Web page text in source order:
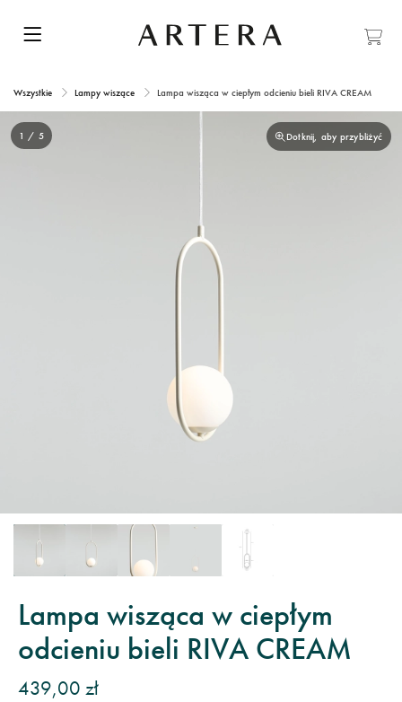
Wszystkie Lampy wiszące Lampa wisząca w ciepłym odcieniu bieli RIVA CREAM
Dotknij, aby przybliżyć
1 / 5
Lampa wisząca w ciepłym
odcieniu bieli RIVA CREAM
439,00 zł